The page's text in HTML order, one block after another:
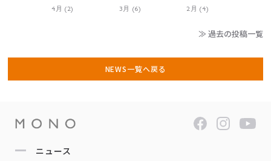
4月 (2)
3月 (6) 2月 (4)
≫ 過去の投稿一覧
NEWS一覧へ戻る
ニュース